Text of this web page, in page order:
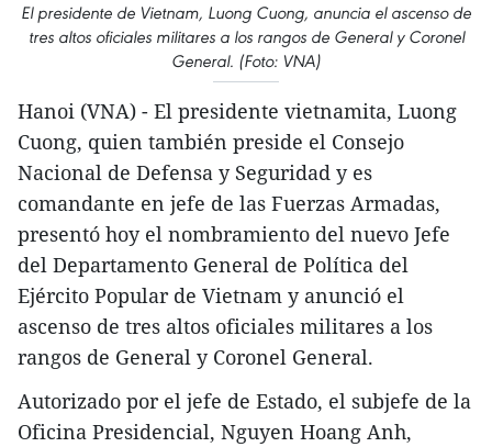
El presidente de Vietnam, Luong Cuong, anuncia el ascenso de
tres altos oficiales militares a los rangos de General y Coronel
General. (Foto: VNA)
Hanoi (VNA) - El presidente vietnamita, Luong
Cuong, quien también preside el Consejo
Nacional de Defensa y Seguridad y es
comandante en jefe de las Fuerzas Armadas,
presentó hoy el nombramiento del nuevo Jefe
del Departamento General de Política del
Ejército Popular de Vietnam y anunció el
ascenso de tres altos oficiales militares a los
rangos de General y Coronel General.
Autorizado por el jefe de Estado, el subjefe de la
Oficina Presidencial, Nguyen Hoang Anh,